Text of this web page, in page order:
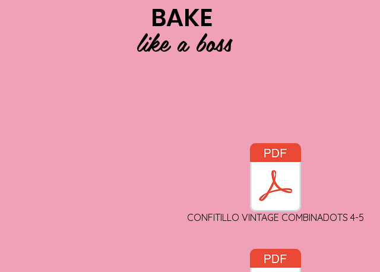
BAKE
like a boss
CONFITILLO VINTAGE COMBINADOTS 4-5